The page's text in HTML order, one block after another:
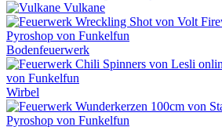
Vulkane
Bodenfeuerwerk
Wirbel